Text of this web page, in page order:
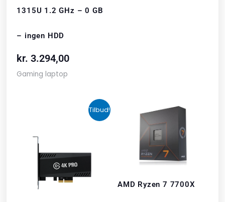
1315U 1.2 GHz – 0 GB
– ingen HDD
kr. 3.294,00
Gaming laptop
Tilbud!
oprindelige
kr. 2.048,00.
aktuelle
kr. 1.890,00.
AMD Ryzen 7 7700X